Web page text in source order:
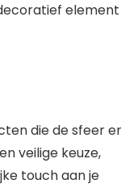
element
die de sfeer
veilige keuze,
touch aan je